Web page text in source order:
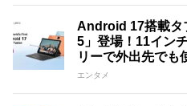
Android 17搭載タ
5」登場！11イン
リーで外出先でも
エンタメ